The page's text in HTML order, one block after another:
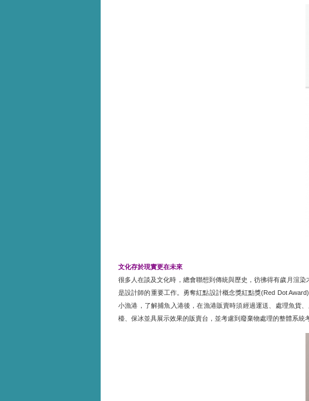
文化存於現實更在未來
很多人在談及文化時，總會聯想到傳統與歷史，彷彿得有歲月渲
是設計師的重要工作。勇奪紅點設計概念獎紅點獎(Red Dot Award)
小漁港，了解捕魚入港後，在漁港販賣時須經過運送、處理魚貨
檯、保冰並具展示效果的販賣台，並考慮到廢棄物處理的整體系統